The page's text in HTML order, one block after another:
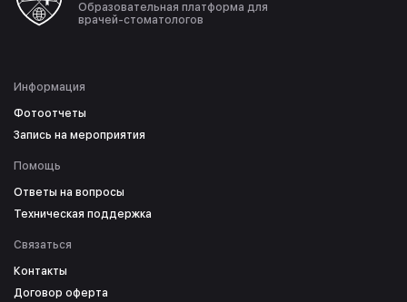
Образовательная платформа для
врачей-стоматологов
Информация
Фотоотчеты
Запись на мероприятия
Помощь
Ответы на вопросы
Техническая поддержка
Связаться
Контакты
Договор оферта